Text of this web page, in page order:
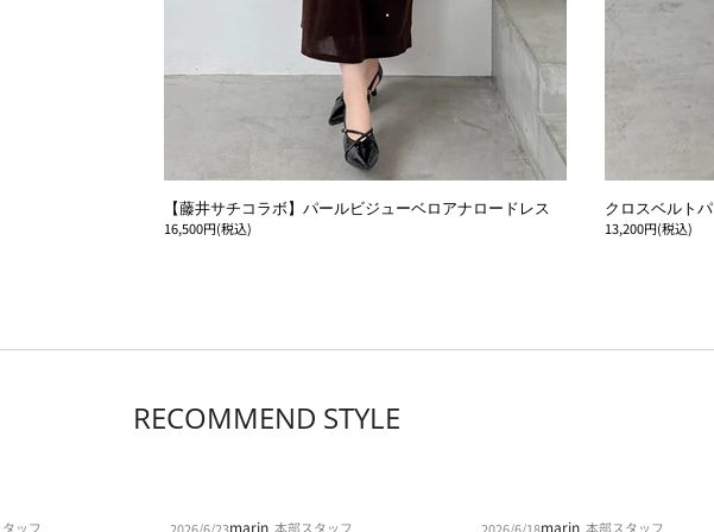
【藤井サチコラボ】パールビジューベロアナロードレス
16,500円(税込)
クロスベルト
13,200円(税込)
RECOMMEND STYLE
ッフ 2026/6/23marin 本部スタッフ 2026/6/18marin 本部スタッフ